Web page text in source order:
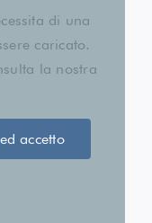
di una
caricato.
la nostra
accetto